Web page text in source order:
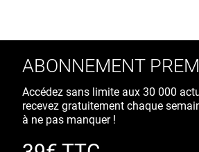
ABONNEMENT
Accédez sans limite aux 30 000
recevez gratuitement chaque
à ne pas manquer !